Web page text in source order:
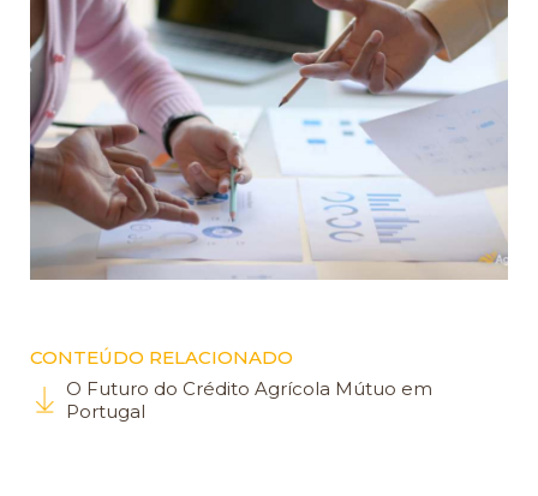
CONTEÚDO RELACIONADO
O Futuro do Crédito Agrícola Mútuo em
Portugal